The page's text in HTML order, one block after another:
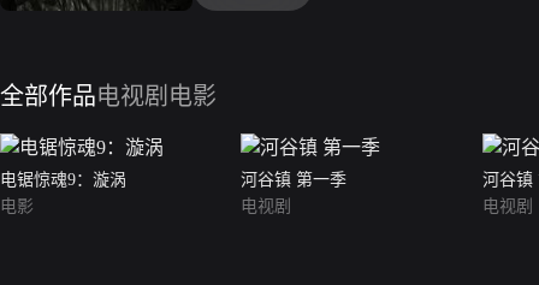
全部作品电视剧 电影
电锯惊魂9：漩涡
电影
河谷镇 第一季
电视剧
河谷镇
电视剧